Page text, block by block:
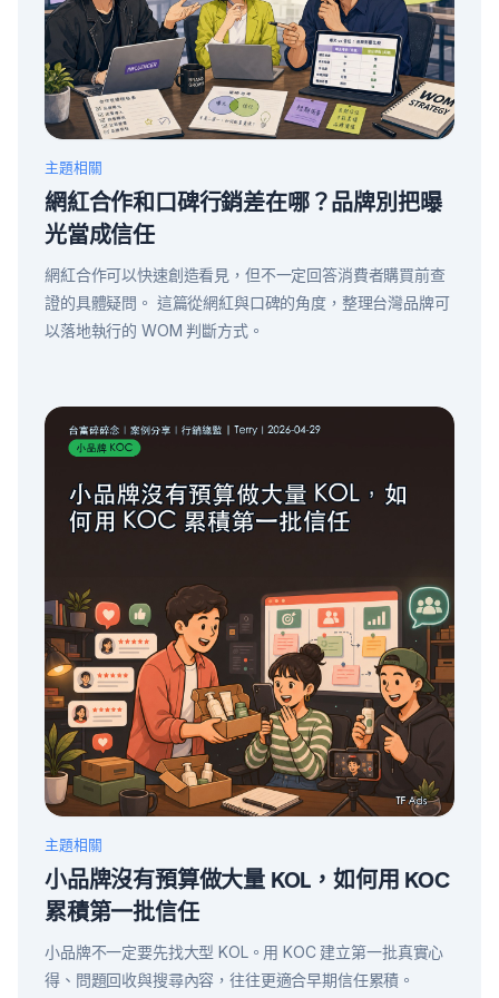
主題相關
網紅合作和口碑行銷差在哪？品牌別把曝
光當成信任
網紅合作可以快速創造看見，但不一定回答消費者購買前查
證的具體疑問。 這篇從網紅與口碑的角度，整理台灣品牌可
以落地執行的 WOM 判斷方式。
主題相關
小品牌沒有預算做大量 KOL，如何用 KOC
累積第一批信任
小品牌不一定要先找大型 KOL。用 KOC 建立第一批真實心
得、問題回收與搜尋內容，往往更適合早期信任累積。